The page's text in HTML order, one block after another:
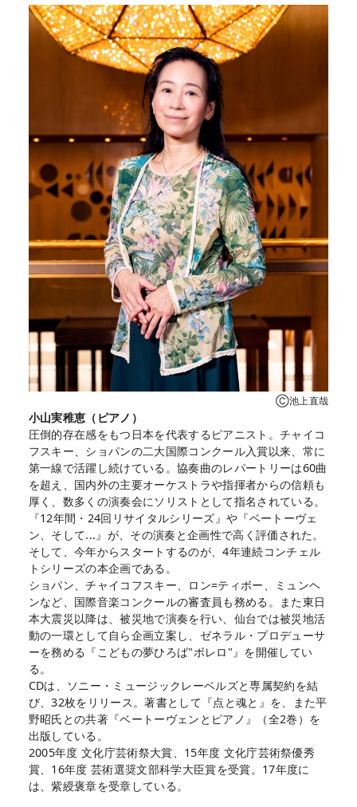
Ⓒ池上直哉
小山実稚恵（ピアノ）
圧倒的存在感をもつ日本を代表するピアニスト。チャイコ
フスキー、ショパンの二大国際コンクール入賞以来、常に
第一線で活躍し続けている。協奏曲のレパートリーは60曲
を超え、国内外の主要オーケストラや指揮者からの信頼も
厚く、数多くの演奏会にソリストとして指名されている。
『12年間・24回リサイタルシリーズ』や『ベートーヴェ
ン、そして...』が、その演奏と企画性で高く評価された。
そして、今年からスタートするのが、4年連続コンチェル
トシリーズの本企画である。
ショパン、チャイコフスキー、ロン=ティボー、ミュンヘ
ンなど、国際音楽コンクールの審査員も務める。また東日
本大震災以降は、被災地で演奏を行い、仙台では被災地活
動の一環として自ら企画立案し、ゼネラル・プロデューサ
ーを務める『こどもの夢ひろば"ボレロ"』を開催してい
る。
CDは、ソニー・ミュージックレーベルズと専属契約を結
び、32枚をリリース。著書として『点と魂と』を、また平
野昭氏との共著『ベートーヴェンとピアノ』（全2巻）を
出版している。
2005年度 文化庁芸術祭大賞、15年度 文化庁芸術祭優秀
賞、16年度 芸術選奨文部科学大臣賞を受賞。17年度に
は、紫綬褒章を受章している。